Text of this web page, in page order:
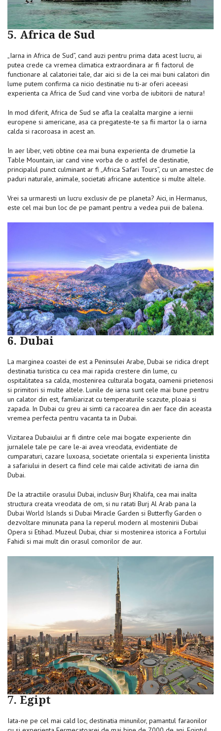
5. Africa de Sud
„Iarna in Africa de Sud”, cand auzi pentru prima data acest lucru, ai
putea crede ca vremea climatica extraordinara ar fi factorul de
functionare al calatoriei tale, dar aici si de la cei mai buni calatori din
lume putem confirma ca nicio destinatie nu ti-ar oferi aceeasi
experienta ca Africa de Sud cand vine vorba de iubitorii de natura!
In mod diferit, Africa de Sud se afla la cealalta margine a iernii
europene si americane, asa ca pregateste-te sa fii martor la o iarna
calda si racoroasa in acest an.
In aer liber, veti obtine cea mai buna experienta de drumetie la
Table Mountain, iar cand vine vorba de o astfel de destinatie,
principalul punct culminant ar fi „Africa Safari Tours”, cu un amestec de
paduri naturale, animale, societati africane autentice si multe altele.
Vrei sa urmaresti un lucru exclusiv de pe planeta? Aici, in Hermanus,
este cel mai bun loc de pe pamant pentru a vedea puii de balena.
6. Dubai
La marginea coastei de est a Peninsulei Arabe, Dubai se ridica drept
destinatia turistica cu cea mai rapida crestere din lume, cu
ospitalitatea sa calda, mostenirea culturala bogata, oamenii prietenosi
si primitori si multe altele. Lunile de iarna sunt cele mai bune pentru
un calator din est, familiarizat cu temperaturile scazute, ploaia si
zapada. In Dubai cu greu ai simti ca racoarea din aer face din aceasta
vremea perfecta pentru vacanta ta in Dubai.
Vizitarea Dubaiului ar fi dintre cele mai bogate experiente din
jurnalele tale pe care le-ai avea vreodata, evidentiate de
cumparaturi, cazare luxoasa, societate orientala si experienta linistita
a safariului in desert ca fiind cele mai calde activitati de iarna din
Dubai.
De la atractiile orasului Dubai, inclusiv Burj Khalifa, cea mai inalta
structura creata vreodata de om, si nu ratati Burj Al Arab pana la
Dubai World Islands si Dubai Miracle Garden si Butterfly Garden o
dezvoltare minunata pana la reperul modern al mostenirii Dubai
Opera si Etihad. Muzeul Dubai, chiar si mostenirea istorica a Fortului
Fahidi si mai mult din orasul comorilor de aur.
7. Egipt
Iata-ne pe cel mai cald loc, destinatia minunilor, pamantul faraonilor